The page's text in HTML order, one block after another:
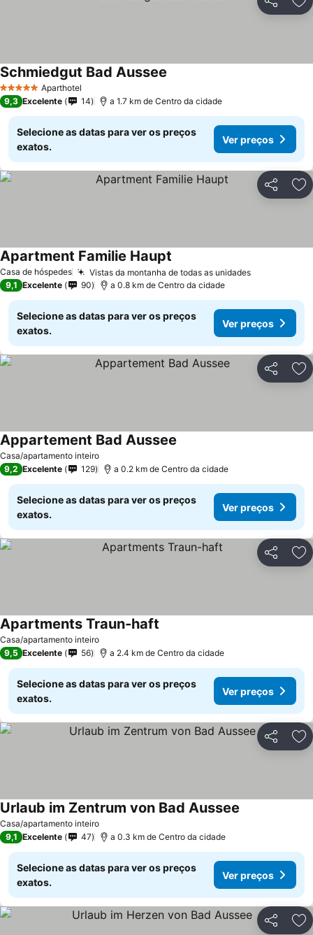
Partilhar
5 Estrelas Aparthotel
Schmiedgut Bad Aussee
9,3 Excelente 14 a 1.7 km de Centro da cidade
Selecione as datas para ver os preços
exatos.
Ver preços
Partilhar
Casa de hóspedes Vistas da montanha de todas as unidadesVer preços
Apartment Familie Haupt
9,1 Excelente 90 a 0.8 km de Centro da cidade
Selecione as datas para ver os preços
exatos.
Ver preços
Partilhar
Casa/apartamento inteiro
Appartement Bad Aussee
9,2 Excelente 129 a 0.2 km de Centro da cidade
Selecione as datas para ver os preços
exatos.
Ver preços
Partilhar
Casa/apartamento inteiro
Apartments Traun-haft
9,5 Excelente 56 a 2.4 km de Centro da cidade
Selecione as datas para ver os preços
exatos.
Ver preços
Partilhar
Casa/apartamento inteiro
Urlaub im Zentrum von Bad Aussee
9,1 Excelente 47 a 0.3 km de Centro da cidade
Selecione as datas para ver os preços
exatos.
Ver preços
Partilhar